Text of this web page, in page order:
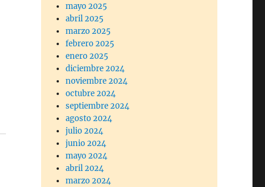
mayo 2025
abril 2025
marzo 2025
febrero 2025
enero 2025
diciembre 2024
noviembre 2024
octubre 2024
septiembre 2024
agosto 2024
julio 2024
junio 2024
mayo 2024
abril 2024
marzo 2024